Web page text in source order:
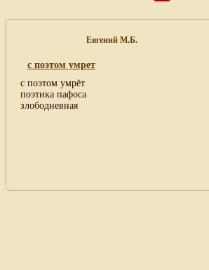
Евгений М.Б.
с поэтом умрет
с поэтом умрёт
поэтика пафоса
злободневная